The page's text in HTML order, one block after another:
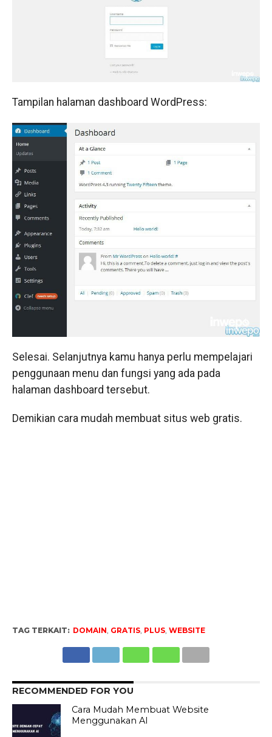
Tampilan halaman dashboard WordPress:
Selesai. Selanjutnya kamu hanya perlu mempelajari
penggunaan menu dan fungsi yang ada pada
halaman dashboard tersebut.
Demikian cara mudah membuat situs web gratis.
TAG TERKAIT: DOMAIN GRATIS, PLUS, WEBSITE
RECOMMENDED FOR YOU
Cara Mudah Membuat Website
Menggunakan AI